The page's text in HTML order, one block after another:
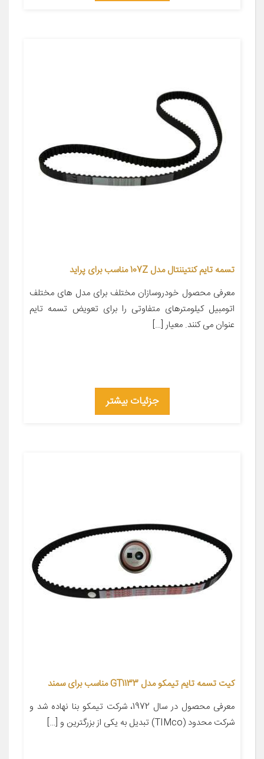
تسمه تایم کنتیننتال مدل 107Z مناسب برای پراید
معرفی محصول خودروسازان مختلف برای مدل های مختلف
اتومبیل کیلومترهای متفاوتی را برای تعویض تسمه تایم
عنوان می کنند. معیار […]
جزئیات بیشتر
کیت تسمه تایم تیمکو مدل GT1133 مناسب برای سمند
معرفی محصول در سال 1972، شرکت تیمکو بنا نهاده شد و
شرکت محدود (TIMco) تبدیل به یکی از بزرگترین و […]